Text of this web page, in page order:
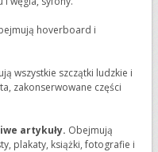
hoverboard i
wszystkie szczątki ludzkie i
zakonserwowane części
artykuły. Obejmują
plakaty, książki, fotografie i